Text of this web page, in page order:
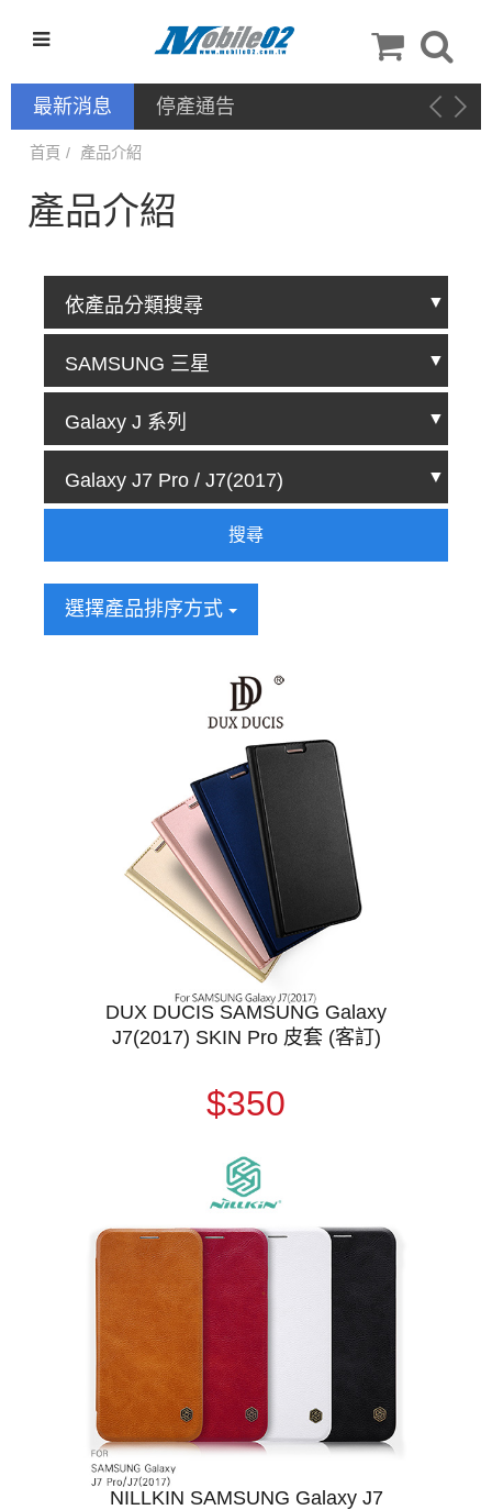
最新消息 停產通告
首頁 產品介紹
產品介紹
搜尋
選擇產品排序方式
DUX DUCIS SAMSUNG Galaxy
J7(2017) SKIN Pro 皮套 (客訂)
$350
NILLKIN SAMSUNG Galaxy J7